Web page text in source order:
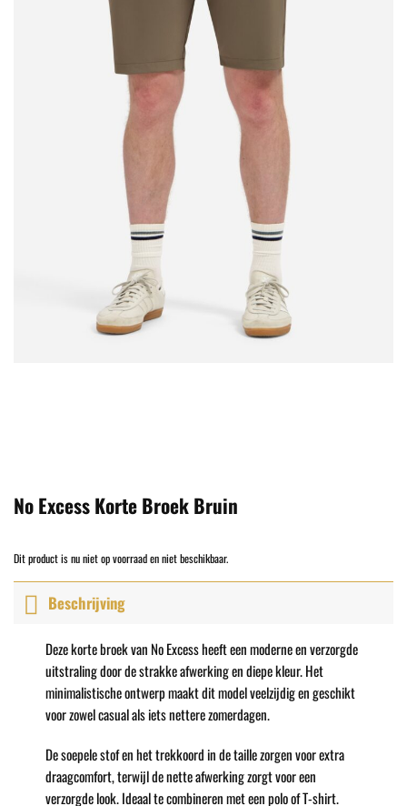
No Excess Korte Broek Bruin
Dit product is nu niet op voorraad en niet beschikbaar.
Beschrijving
Deze korte broek van No Excess heeft een moderne en verzorgde
uitstraling door de strakke afwerking en diepe kleur. Het
minimalistische ontwerp maakt dit model veelzijdig en geschikt
voor zowel casual als iets nettere zomerdagen.
De soepele stof en het trekkoord in de taille zorgen voor extra
draagcomfort, terwijl de nette afwerking zorgt voor een
verzorgde look. Ideaal te combineren met een polo of T-shirt.